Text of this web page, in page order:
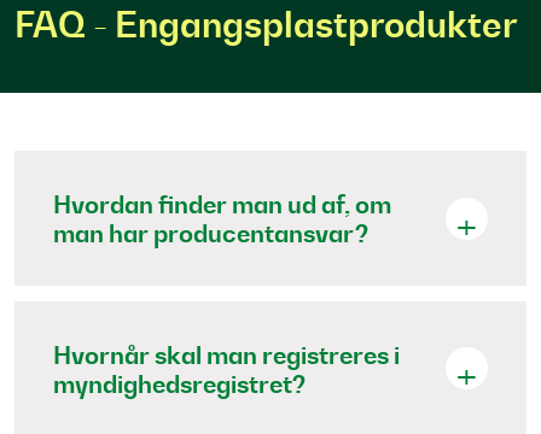
FAQ - Engangsplastprodukter
Hvordan finder man ud af, om
man har producentansvar?
Hvornår skal man registreres i
myndighedsregistret?